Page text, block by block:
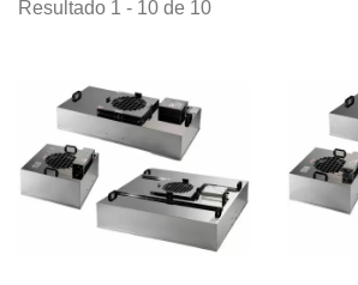
Resultado 1 - 10 de 10